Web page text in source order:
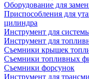
Оборудование для
Приспособления для
цилиндра
Инструмент для
Инструмент для
Съемники крышек
Съемники топливных
Съемники форсунок
Инструмент для